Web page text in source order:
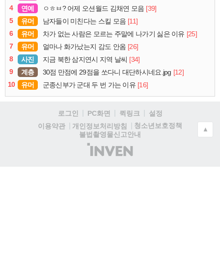
4
연예 ㅇㅎㅂ? 어제 오션월드 김채연 모음 [39]
5
유머 남자들이 미친다는 스킬 모음 [11]
6
유머 차가 없는 사람은 모르는 주말에 나가기 싫은 이유 [25]
7
유머 얼마나 화가났는지 감도 안옴 [26]
8
사진 지금 북한 삼지연시 지역 날씨 [34]
9
계층 30점 만점에 29점을 쏘다니 대단하시네요.jpg [12]
10
유머 군종신부가 군대 두 번 가는 이유 [16]
로그인 PC화면 퀵링크
설정
이용약관
개인정보처리방침
청소년보호정책
불법촬영물신고안내
(주)
인
▲